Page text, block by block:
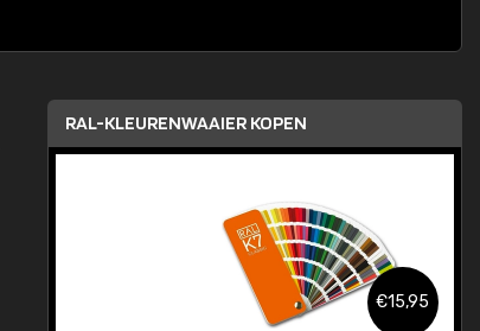
RAL-KLEURENWAAIER KOPEN
€15,95